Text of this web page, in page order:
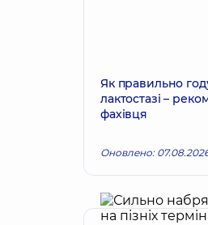
Як правильно
лактостазі –
фахівця
Оновлено: